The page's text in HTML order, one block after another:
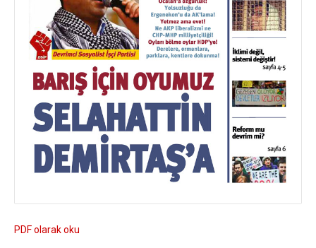
PDF olarak oku